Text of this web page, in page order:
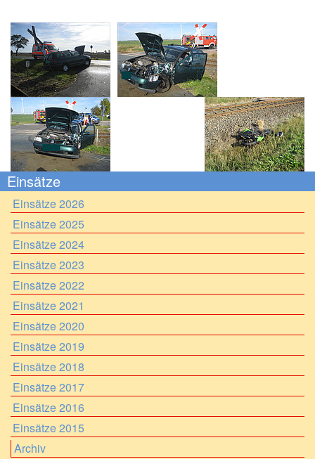
Einsätze
Einsätze 2026
Einsätze 2025
Einsätze 2024
Einsätze 2023
Einsätze 2022
Einsätze 2021
Einsätze 2020
Einsätze 2019
Einsätze 2018
Einsätze 2017
Einsätze 2016
Einsätze 2015
Archiv